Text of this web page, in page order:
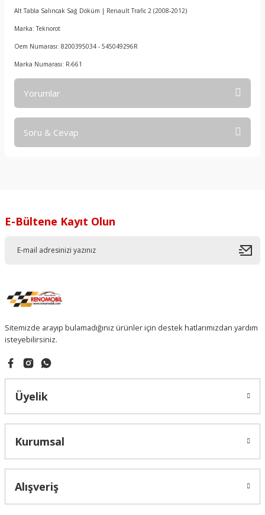
Alt Tabla Salıncak Sağ Döküm | Renault Trafic 2 (2008-2012)
Marka: Teknorot
Oem Numarası: 8200395034 - 545049296R
Marka Numarası: R-661
Yorumlar
Soru & Cevap
E-Bültene Kayıt Olun
Sitemizde arayıp bulamadığınız ürünler için destek hatlarımızdan yardım
isteyebilirsiniz.
Üyelik
Kurumsal
Alışveriş